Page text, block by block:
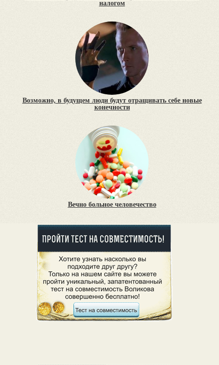
налогом
Возможно, в будущем люди будут отращивать себе новые
конечности
Вечно больное человечество